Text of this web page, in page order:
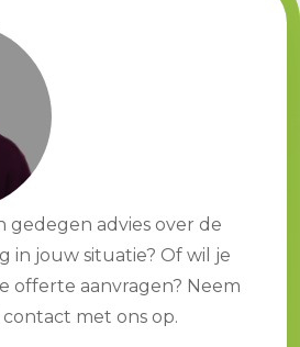
gedegen advies over de
in jouw situatie? Of wil je
offerte aanvragen? Neem
met ons op.